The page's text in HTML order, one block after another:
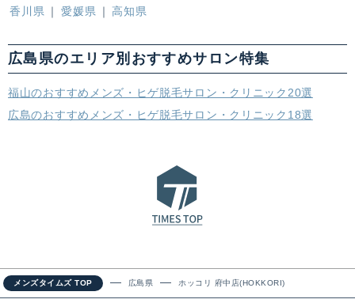
香川県
愛媛県 高知県
広島県のエリア別おすすめサロン特集
福山のおすすめメンズ・ヒゲ脱毛サロン・クリニック20選
広島のおすすめメンズ・ヒゲ脱毛サロン・クリニック18選
メンズタイムズ TOP 広島県 ホッコリ 府中店(HOKKORI)